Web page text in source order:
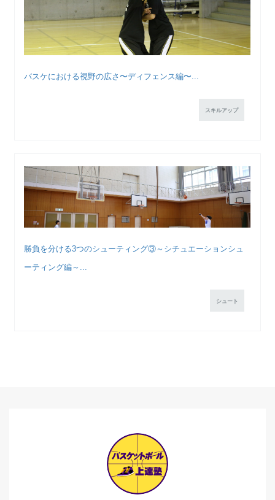
バスケにおける視野の広さ〜ディフェンス編〜...
スキルアップ
勝負を分ける3つのシューティング③～シチュエーションシュ
ーティング編～...
シュート